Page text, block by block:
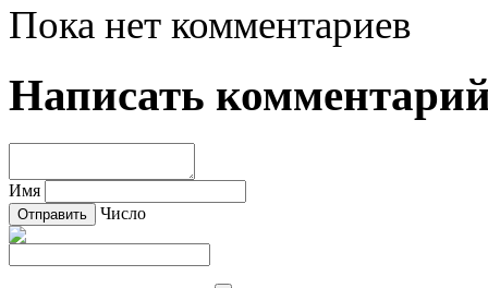
Пока нет комментариев
Написать
Имя
Число